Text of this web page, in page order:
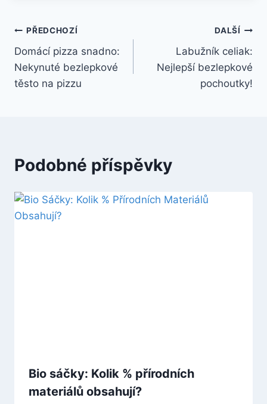
Navigace
pro
příspěvek
PŘEDCHOZÍ
Domácí pizza snadno:
Nekynuté bezlepkové
těsto na pizzu
DALŠÍ
Labužník celiak:
Nejlepší bezlepkové
pochoutky!
Podobné příspěvky
Bio sáčky: Kolik % přírodních
materiálů obsahují?